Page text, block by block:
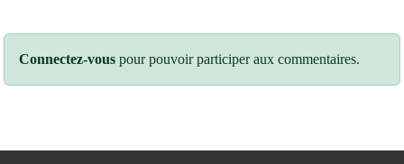
Connectez-vous pour pouvoir participer aux commentaires.